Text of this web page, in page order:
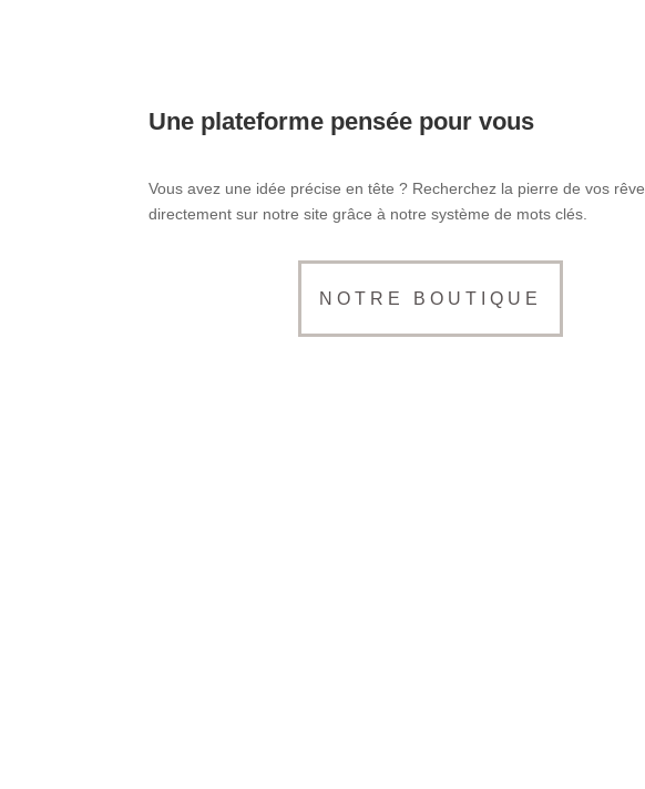
Une plateforme pensée pour vous
Vous avez une idée précise en tête ? Recherchez la pierre de vos rêve
directement sur notre site grâce à notre système de mots clés.
NOTRE BOUTIQUE